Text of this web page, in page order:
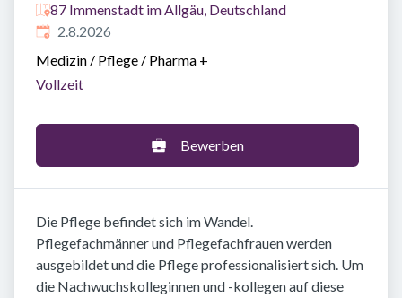
87 Immenstadt im Allgäu, Deutschland
Veröffentlicht
2.8.2026
Medizin / Pflege / Pharma +
Vollzeit
Bewerben
Die Pflege befindet sich im Wandel.
Pflegefachmänner und Pflegefachfrauen werden
ausgebildet und die Pflege professionalisiert sich. Um
die Nachwuchskolleginnen und -kollegen auf diese